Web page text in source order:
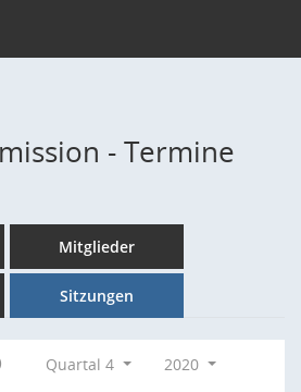
- Termine
Mitglieder
Sitzungen
Quartal 4
2020